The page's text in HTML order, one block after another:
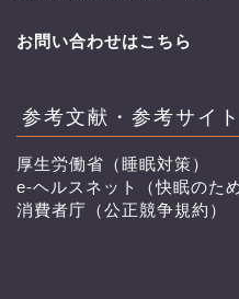
お問い合わせはこちら
参考文献・参考サイト
厚生労働省（睡眠対策）
e-ヘルスネット（快眠のた
消費者庁（公正競争規約）